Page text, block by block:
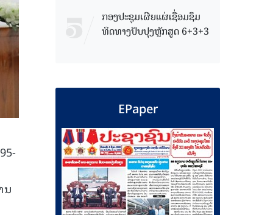
ນ
ກອງປະຊຸມເຜີຍແຜ່ເຊື່ອມຊຶມ
ທິດທາງປັບປຸງຫຼັກສູດ 6+3+3
EPaper